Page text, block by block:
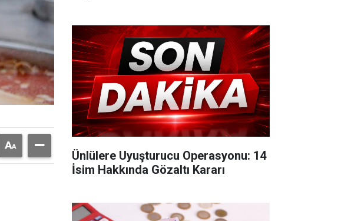
Ünlülere Uyuşturucu Operasyonu: 14
İsim Hakkında Gözaltı Kararı